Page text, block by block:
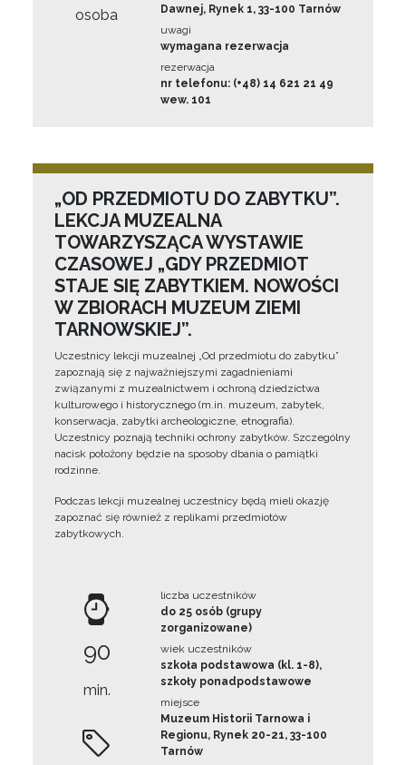
osoba
Dawnej, Rynek 1, 33-100 Tarnów
uwagi
wymagana rezerwacja
rezerwacja
nr telefonu: (+48) 14 621 21 49
wew. 101
„OD PRZEDMIOTU DO ZABYTKU”.
LEKCJA MUZEALNA
TOWARZYSZĄCA WYSTAWIE
CZASOWEJ „GDY PRZEDMIOT
STAJE SIĘ ZABYTKIEM. NOWOŚCI
W ZBIORACH MUZEUM ZIEMI
TARNOWSKIEJ”.
Uczestnicy lekcji muzealnej „Od przedmiotu do zabytku”
zapoznają się z najważniejszymi zagadnieniami
związanymi z muzealnictwem i ochroną dziedzictwa
kulturowego i historycznego (m.in. muzeum, zabytek,
konserwacja, zabytki archeologiczne, etnografia).
Uczestnicy poznają techniki ochrony zabytków. Szczególny
nacisk położony będzie na sposoby dbania o pamiątki
rodzinne.
Podczas lekcji muzealnej uczestnicy będą mieli okazję
zapoznać się również z replikami przedmiotów
zabytkowych.
90
min.
liczba uczestników
do 25 osób (grupy
zorganizowane)
wiek uczestników
szkoła podstawowa (kl. 1-8),
szkoły ponadpodstawowe
miejsce
Muzeum Historii Tarnowa i
Regionu, Rynek 20-21, 33-100
Tarnów